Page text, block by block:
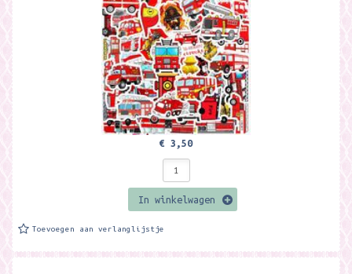
€ 3,50
In winkelwagen
Toevoegen aan verlanglijstje